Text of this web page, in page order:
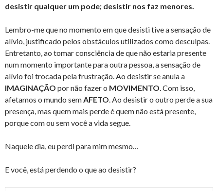
desistir qualquer um pode; desistir nos faz menores.
Lembro-me que no momento em que desisti tive a sensação de
alívio, justificado pelos obstáculos utilizados como desculpas.
Entretanto, ao tomar consciência de que não estaria presente
num momento importante para outra pessoa, a sensação de
alívio foi trocada pela frustração. Ao desistir se anula a
IMAGINAÇÃO por não fazer o MOVIMENTO. Com isso,
afetamos o mundo semAFETO. Ao desistir o outro perde a sua
presença, mas quem mais perde é quem não está presente,
porque com ou sem você a vida segue.
Naquele dia, eu perdi para mim mesmo…
E você, está perdendo o que ao desistir?